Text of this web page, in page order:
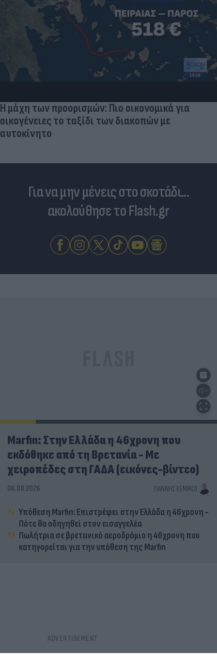
Η μάχη των προορισμών: Πιο οικονομικά για
οικογένειες το ταξίδι των διακοπών με
αυτοκίνητο
Για να μην μένεις στο σκοτάδι...
ακολούθησε το Flash.gr
Marfin: Στην Ελλάδα η 46χρονη που
εκδόθηκε από τη Βρετανία - Με
χειροπέδες στη ΓΑΔΑ (εικόνες-βίντεο)
06.08.2026 ΓΙΆΝΝΗΣ ΚΈΜΜΟΣ
Υπόθεση Marfin: Επιστρέφει στην Ελλάδα η 46χρονη -
Πότε θα οδηγηθεί στον εισαγγελέα
Πωλήτρια σε βρετανικό αεροδρόμιο η 46χρονη που
κατηγορείται για την υπόθεση της Marfin